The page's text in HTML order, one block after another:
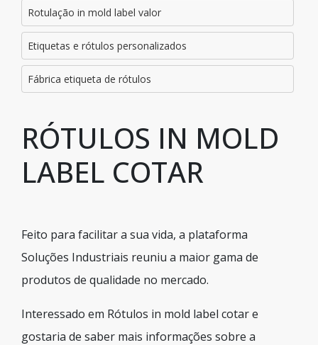
Rotulação in mold label valor
Etiquetas e rótulos personalizados
Fábrica etiqueta de rótulos
RÓTULOS IN MOLD
LABEL COTAR
Feito para facilitar a sua vida, a plataforma
Soluções Industriais reuniu a maior gama de
produtos de qualidade no mercado.
Interessado em Rótulos in mold label cotar e
gostaria de saber mais informações sobre a